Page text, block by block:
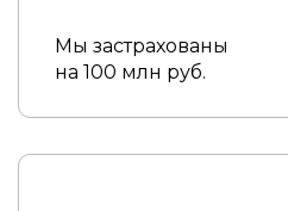
Мы застрахованы
на 100 млн руб.